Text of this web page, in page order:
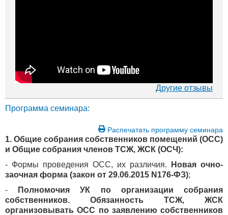
Другие отзывы
Программа семинара:
Распечатать программу семинара
1. Общие собрания собственников помещений (ОСС)
и Общие собрания членов ТСЖ, ЖСК (ОСЧ):
- Формы проведения ОСС, их различия.
Новая очно-
заочная форма (закон от 29.06.2015 N176-ФЗ);
-
Полномочия УК по организации собрания
собственников. Обязанность ТСЖ, ЖСК
организовывать ОСС по заявлению собственников